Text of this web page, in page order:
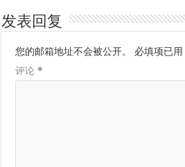
发表回复
您的邮箱地址不会被公开。 必填项已
评论*